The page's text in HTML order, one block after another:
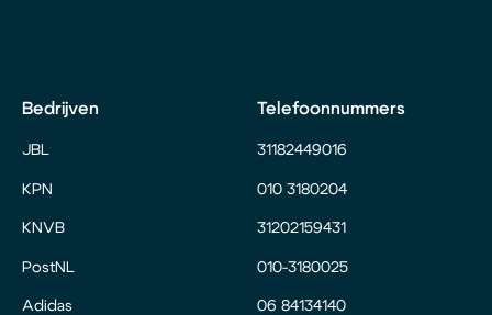
Bedrijven
JBL
KPN
KNVB
PostNL
Adidas
Telefoonnummers
31182449016
010 3180204
31202159431
010-3180025
06 84134140